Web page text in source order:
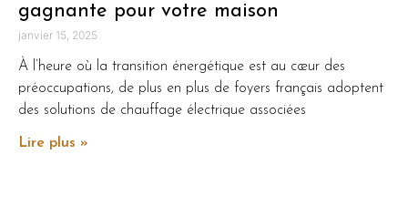
gagnante pour votre maison
janvier 15, 2025
À l’heure où la transition énergétique est au cœur des
préoccupations, de plus en plus de foyers français adoptent
des solutions de chauffage électrique associées
Lire plus »